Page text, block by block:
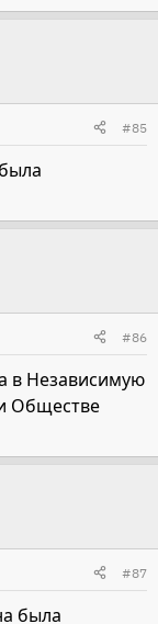
#85
#86
в Независимую
Обществе
#87
была